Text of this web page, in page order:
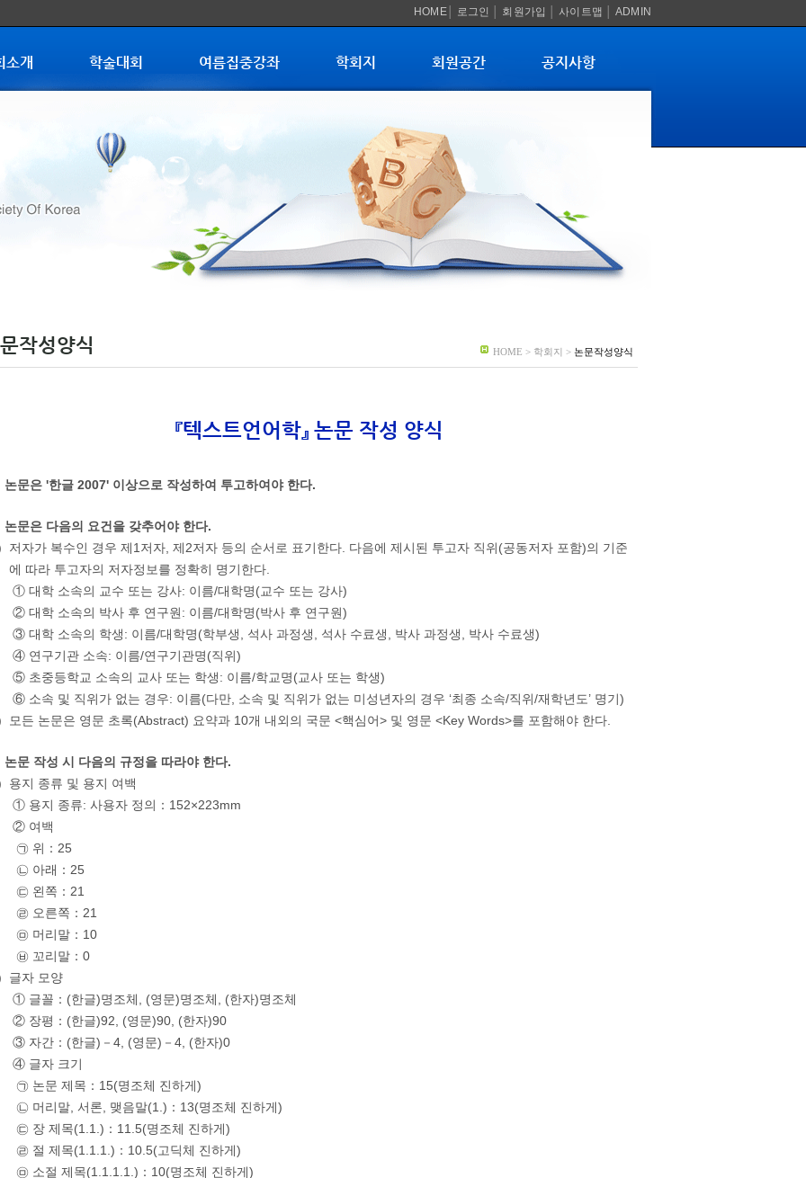
HOME│ 로그인 회원가입 사이트맵 ADMIN
소개 학술대회 여름집중강좌 학회지 회원공간 공지사항
작성양식 HOME > 학회지 > 논문작성양식
『텍스트언어학』 논문 작성 양식
논문은 '한글 2007' 이상으로 작성하여 투고하여야 한다.
논문은 다음의 요건을 갖추어야 한다.
저자가 복수인 경우 제1저자, 제2저자 등의 순서로 표기한다. 다음에 제시된 투고자 직위(공동저자 포함)의 기준
에 따라 투고자의 저자정보를 정확히 명기한다.
① 대학 소속의 교수 또는 강사: 이름/대학명(교수 또는 강사)
② 대학 소속의 박사 후 연구원: 이름/대학명(박사 후 연구원)
③ 대학 소속의 학생: 이름/대학명(학부생, 석사 과정생, 석사 수료생, 박사 과정생, 박사 수료생)
④ 연구기관 소속: 이름/연구기관명(직위)
⑤ 초중등학교 소속의 교사 또는 학생: 이름/학교명(교사 또는 학생)
⑥ 소속 및 직위가 없는 경우: 이름(다만, 소속 및 직위가 없는 미성년자의 경우 ‘최종 소속/직위/재학년도’ 명기)
모든 논문은 영문 초록(Abstract) 요약과 10개 내외의 국문 <핵심어> 및 영문 <Key Words>를 포함해야 한다.
논문 작성 시 다음의 규정을 따라야 한다.
용지 종류 및 용지 여백
① 용지 종류: 사용자 정의：152×223mm
② 여백
㉠ 위：25
㉡ 아래：25
㉢ 왼쪽：21
㉣ 오른쪽：21
㉤ 머리말：10
㉥ 꼬리말：0
글자 모양
① 글꼴：(한글)명조체, (영문)명조체, (한자)명조체
② 장평：(한글)92, (영문)90, (한자)90
③ 자간：(한글)－4, (영문)－4, (한자)0
④ 글자 크기
㉠ 논문 제목：15(명조체 진하게)
㉡ 머리말, 서론, 맺음말(1.)：13(명조체 진하게)
㉢ 장 제목(1.1.)：11.5(명조체 진하게)
㉣ 절 제목(1.1.1.)：10.5(고딕체 진하게)
㉤ 소절 제목(1.1.1.1.)：10(명조체 진하게)